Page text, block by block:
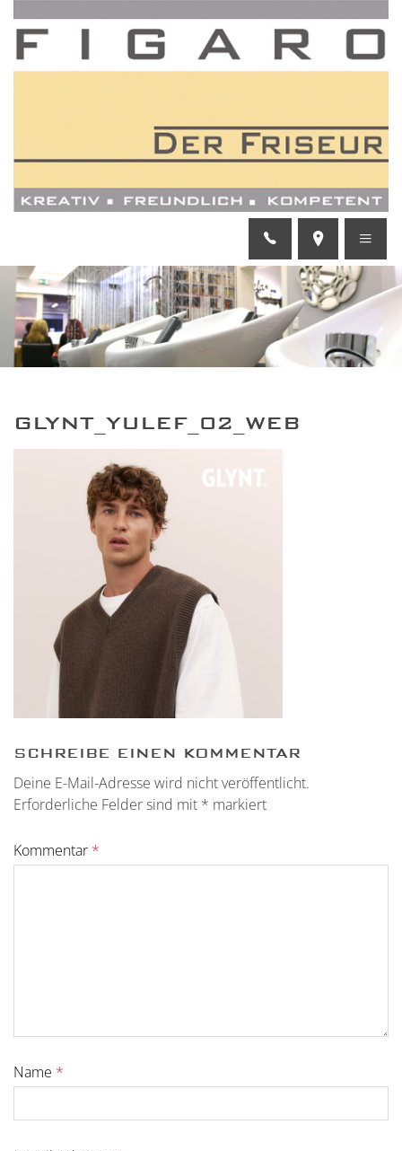
GLYNT_YULEF_02_WEB
SCHREIBE EINEN KOMMENTAR
Deine E-Mail-Adresse wird nicht veröffentlicht.
Erforderliche Felder sind mit * markiert
Kommentar *
Name *